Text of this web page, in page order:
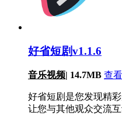
好省短剧v1.1.6
音乐视频| 14.7MB 查看
好省短剧是您发现精
让您与其他观众交流